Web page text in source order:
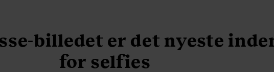
billedet er det nyeste
for selfies